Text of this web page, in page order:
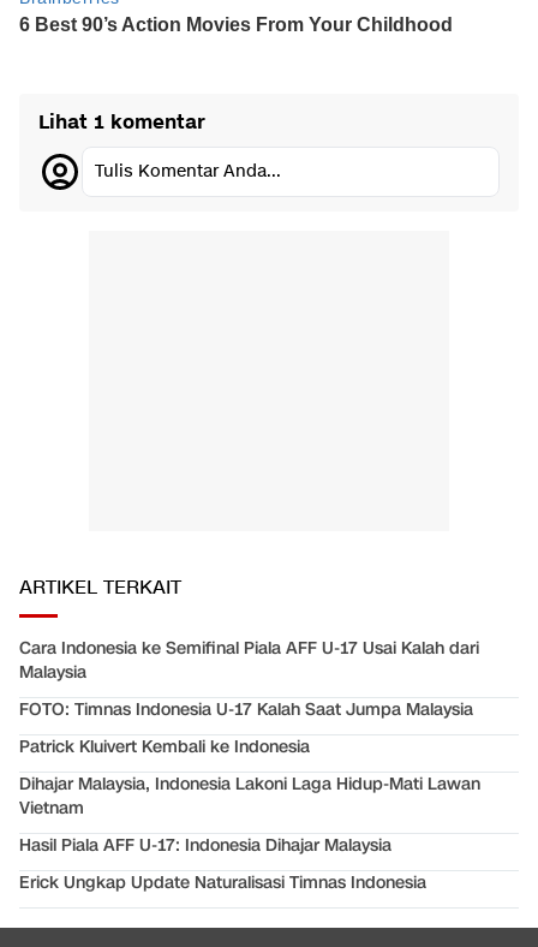
Lihat 1 komentar
Tulis Komentar Anda...
ARTIKEL TERKAIT
Cara Indonesia ke Semifinal Piala AFF U-17 Usai Kalah dari
Malaysia
FOTO: Timnas Indonesia U-17 Kalah Saat Jumpa Malaysia
Patrick Kluivert Kembali ke Indonesia
Dihajar Malaysia, Indonesia Lakoni Laga Hidup-Mati Lawan
Vietnam
Hasil Piala AFF U-17: Indonesia Dihajar Malaysia
Erick Ungkap Update Naturalisasi Timnas Indonesia